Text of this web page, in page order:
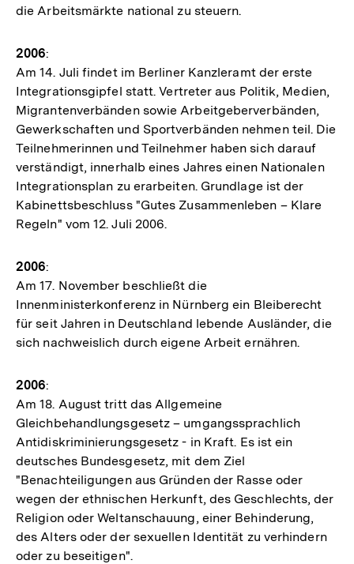
die Arbeitsmärkte national zu steuern.
2006:
Am 14. Juli findet im Berliner Kanzleramt der erste
Integrationsgipfel statt. Vertreter aus Politik, Medien,
Migrantenverbänden sowie Arbeitgeberverbänden,
Gewerkschaften und Sportverbänden nehmen teil. Die
Teilnehmerinnen und Teilnehmer haben sich darauf
verständigt, innerhalb eines Jahres einen Nationalen
Integrationsplan zu erarbeiten. Grundlage ist der
Kabinettsbeschluss "Gutes Zusammenleben – Klare
Regeln" vom 12. Juli 2006.
2006:
Am 17. November beschließt die
Innenministerkonferenz in Nürnberg ein Bleiberecht
für seit Jahren in Deutschland lebende Ausländer, die
sich nachweislich durch eigene Arbeit ernähren.
2006:
Am 18. August tritt das Allgemeine
Gleichbehandlungsgesetz – umgangssprachlich
Antidiskriminierungsgesetz - in Kraft. Es ist ein
deutsches Bundesgesetz, mit dem Ziel
"Benachteiligungen aus Gründen der Rasse oder
wegen der ethnischen Herkunft, des Geschlechts, der
Religion oder Weltanschauung, einer Behinderung,
des Alters oder der sexuellen Identität zu verhindern
oder zu beseitigen".